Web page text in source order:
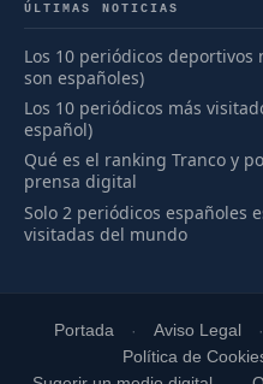
ÚLTIMAS NOTICIAS
Los 10 periódicos
son españoles)
Los 10 periódicos más
español)
Qué es el ranking Tranco y
prensa digital
Solo 2 periódicos españoles
visitadas del mundo
Portada Aviso Legal
Política de